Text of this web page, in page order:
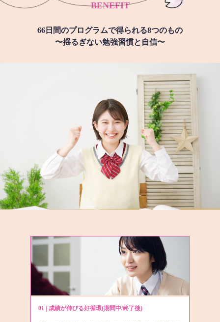
BENEFIT
66日間のプログラムで得られる8つのもの
〜揺るぎない勉強習慣と自信〜
01 | 成績が伸びる好循環(期間中/終了後)